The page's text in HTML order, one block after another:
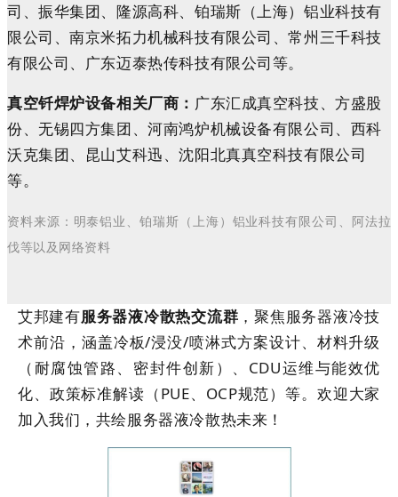
司、振华集团、隆源高科、铂瑞斯（上海）铝业科技有
限公司、南京米拓力机械科技有限公司、常州三千科技
有限公司、广东迈泰热传科技有限公司等。
真空钎焊炉设备相关厂商： 广东汇成真空科技、方盛股
份、无锡四方集团、河南鸿炉机械设备有限公司、西科
沃克集团、昆山艾科迅、沈阳北真真空科技有限公司
等。
资料来源 ： 明泰铝业 、铂瑞斯（上海）铝业科技有限公司 、 阿法拉
伐等以及网络资料
艾邦建有服务器液冷散热交流群 ，聚焦服务器液冷技
术前沿，涵盖冷板/浸没/喷淋式方案设计、材料升级
（耐腐蚀管路、密封件创新）、CDU运维与能效优
化、政策标准解读（PUE、OCP规范）等。 欢迎大家
加入我们，共绘服务器液冷散热未来！